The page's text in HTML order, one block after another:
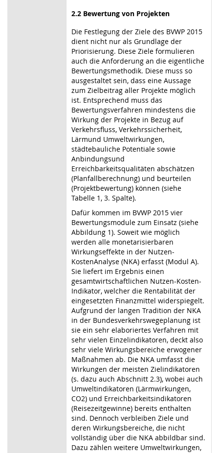
2.2 Bewertung von Projekten
Die Festlegung der Ziele des BVWP 2015
dient nicht nur als Grundlage der
Priorisierung. Diese Ziele formulieren
auch die Anforderung an die eigentliche
Bewertungsmethodik. Diese muss so
ausgestaltet sein, dass eine Aussage
zum Zielbeitrag aller Projekte möglich
ist. Entsprechend muss das
Bewertungsverfahren mindestens die
Wirkung der Projekte in Bezug auf
Verkehrsfluss, Verkehrssicherheit,
Lärmund Umweltwirkungen,
städtebauliche Potentiale sowie
Anbindungsund
Erreichbarkeitsqualitäten abschätzen
(Planfallberechnung) und beurteilen
(Projektbewertung) können (siehe
Tabelle 1, 3. Spalte).
Dafür kommen im BVWP 2015 vier
Bewertungsmodule zum Einsatz (siehe
Abbildung 1). Soweit wie möglich
werden alle monetarisierbaren
Wirkungseffekte in der Nutzen-
KostenAnalyse (NKA) erfasst (Modul A).
Sie liefert im Ergebnis einen
gesamtwirtschaftlichen Nutzen-Kosten-
Indikator, welcher die Rentabilität der
eingesetzten Finanzmittel widerspiegelt.
Aufgrund der langen Tradition der NKA
in der Bundesverkehrswegeplanung ist
sie ein sehr elaboriertes Verfahren mit
sehr vielen Einzelindikatoren, deckt also
sehr viele Wirkungsbereiche erwogener
Maßnahmen ab. Die NKA umfasst die
Wirkungen der meisten Zielindikatoren
(s. dazu auch Abschnitt 2.3), wobei auch
Umweltindikatoren (Lärmwirkungen,
CO2) und Erreichbarkeitsindikatoren
(Reisezeitgewinne) bereits enthalten
sind. Dennoch verbleiben Ziele und
deren Wirkungsbereiche, die nicht
vollständig über die NKA abbildbar sind.
Dazu zählen weitere Umweltwirkungen,